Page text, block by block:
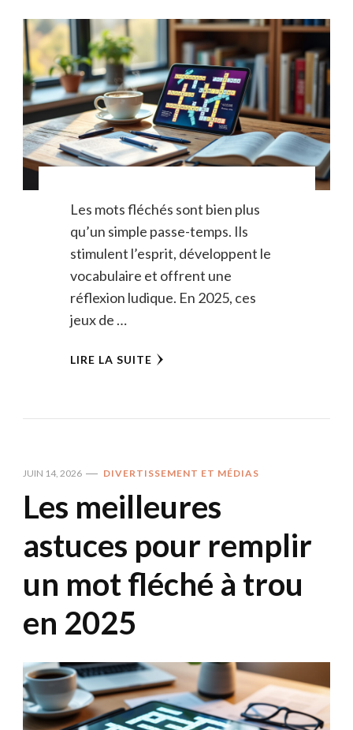
Les mots fléchés sont bien plus
qu’un simple passe-temps. Ils
stimulent l’esprit, développent le
vocabulaire et offrent une
réflexion ludique. En 2025, ces
jeux de …
LIRE LA SUITE
JUIN 14, 2026 DIVERTISSEMENT ET MÉDIAS
Les meilleures
astuces pour remplir
un mot fléché à trou
en 2025